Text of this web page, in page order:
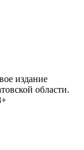
издание
области.